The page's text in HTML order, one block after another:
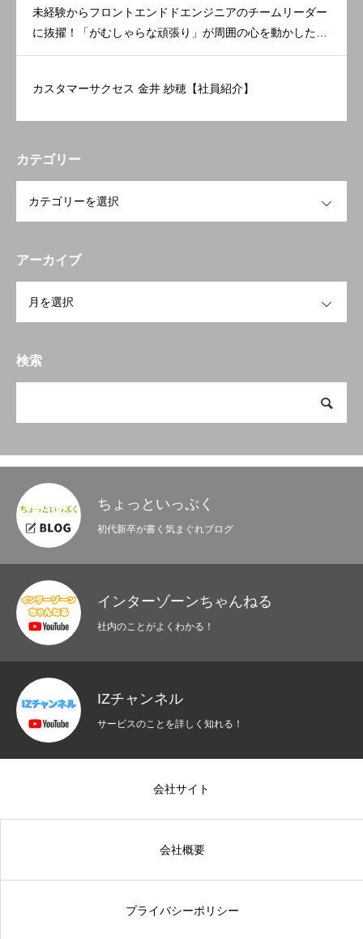
未経験からフロントエンドドエンジニアのチームリーダー
に抜擢！「がむしゃらな頑張り」が周囲の心を動かした。
【理念体現賞 受賞者インタビュー】
カスタマーサクセス 金井 紗穂【社員紹介】
カテゴリー
アーカイブ
検索
ちょっといっぷく
初代新卒が書く気まぐれブログ
インターゾーンちゃんねる
社内のことがよくわかる！
IZチャンネル
サービスのことを詳しく知れる！
会社サイト
会社概要
プライバシーポリシー